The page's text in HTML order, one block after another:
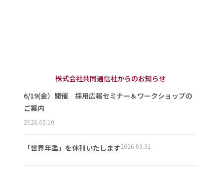
株式会社共同通信社からのお知らせ
6/19(金）開催 採用広報セミナー＆ワークショップの
ご案内
2026.05.10
「世界年鑑」を休刊いたします2026.03.31